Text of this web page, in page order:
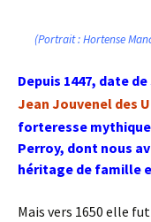
(Portrait : Hortense
Depuis 1447, date
Jean Jouvenel des
forteresse mythique
Perroy, dont nous
héritage de famille
Mais vers 1650 elle